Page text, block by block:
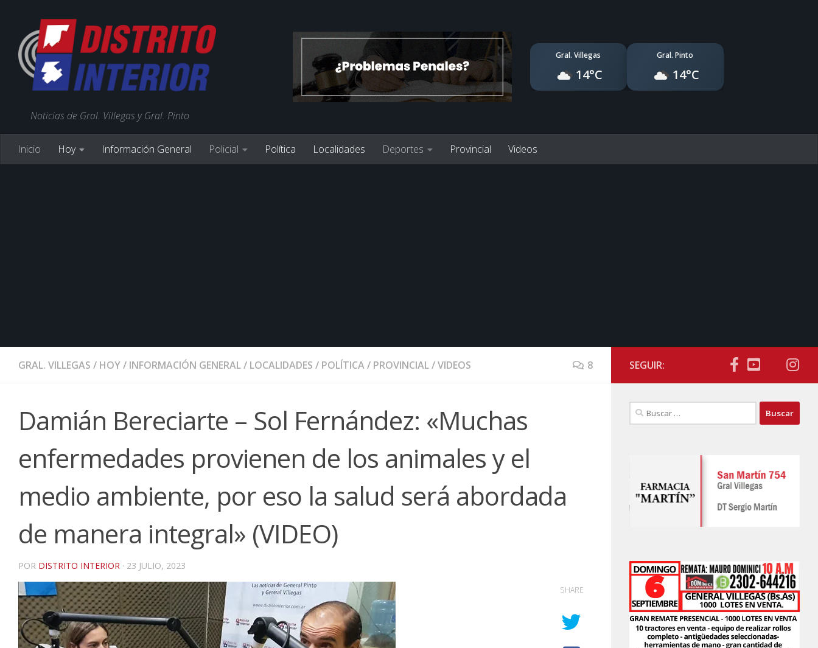
Noticias de Gral. Villegas y Gral. Pinto
Gral. Villegas
14°C
Gral. Pinto
14°C
Inicio Hoy Información General Policial Política Localidades Deportes Provincial Videos
GRAL. VILLEGAS / HOY/ INFORMACIÓN GENERAL/ LOCALIDADES / POLÍTICA/ PROVINCIAL/VIDEOS 8
Damián Bereciarte – Sol Fernández: «Muchas
enfermedades provienen de los animales y el
medio ambiente, por eso la salud será abordada
de manera integral» (VIDEO)
POR DISTRITO INTERIOR · 23 JULIO, 2023
SHARE
SEGUIR:
Buscar: